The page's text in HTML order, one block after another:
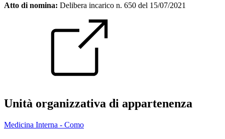
Atto di nomina: Delibera incarico n. 650 del 15/07/2021
Unità organizzativa di appartenenza
Medicina Interna - Como